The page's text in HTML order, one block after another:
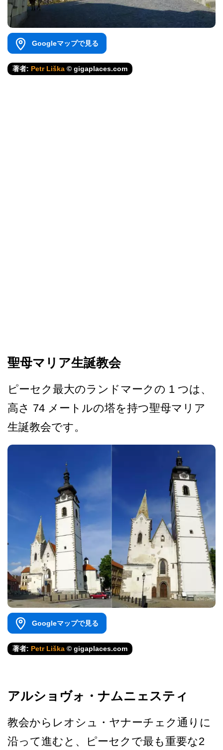
Googleマップで見る
著者: Petr Liška © gigaplaces.com
聖母マリア生誕教会
ピーセク最大のランドマークの 1 つは、
高さ 74 メートルの塔を持つ聖母マリ­ア
生誕教会です。
Googleマップで見る
著者: Petr Liška © gigaplaces.com
アルショヴォ・ナムニェスティ
教会からレオシュ・ヤナーチ­ェク通りに
沿って進むと、ピーセクで最も重要な2